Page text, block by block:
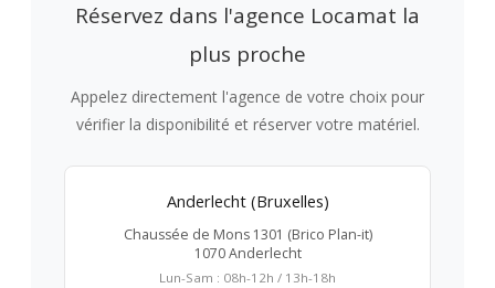
Réservez dans l'agence Locamat la
plus proche
Appelez directement l'agence de votre choix pour
vérifier la disponibilité et réserver votre matériel.
Anderlecht (Bruxelles)
Chaussée de Mons 1301 (Brico Plan-it)
1070 Anderlecht
Lun-Sam : 08h-12h / 13h-18h